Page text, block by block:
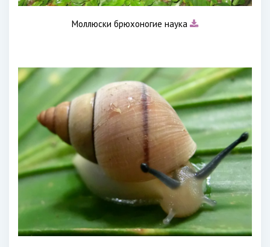
Моллюски брюхоногие наука